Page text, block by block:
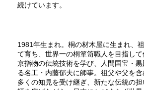
続けています。
1981年生まれ。桐の材木屋に生まれ、
て育ち、世界一の桐箪笥職人を目指して
京指物の伝統技術を学び、人間国宝・
る名工・内藤郁夫に師事。祖父や父を
多くの知見を受け継ぎ、新たな伝統の